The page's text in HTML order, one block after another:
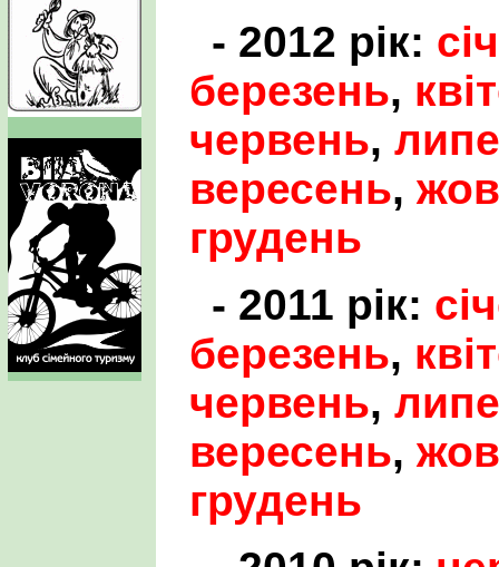
- 2012 рік:
березень,
червень,
вересень,
грудень
- 2011 рік:
березень,
червень,
вересень,
грудень